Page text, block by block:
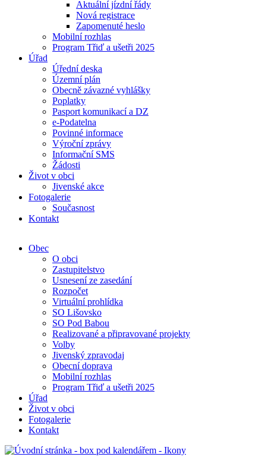
Aktuální jízdní řády
Nová registrace
Zapomenuté heslo
Mobilní rozhlas
Program Třiď a ušetři 2025
Úřad
Úřední deska
Územní plán
Obecně závazné vyhlášky
Poplatky
Pasport komunikací a DZ
e-Podatelna
Povinné informace
Výroční zprávy
Informační SMS
Žádosti
Život v obci
Jivenské akce
Fotogalerie
Současnost
Kontakt
Obec
O obci
Zastupitelstvo
Usnesení ze zasedání
Rozpočet
Virtuální prohlídka
SO Lišovsko
SO Pod Babou
Realizované a připravované projekty
Volby
Jivenský zpravodaj
Obecní doprava
Mobilní rozhlas
Program Třiď a ušetři 2025
Úřad
Život v obci
Fotogalerie
Kontakt